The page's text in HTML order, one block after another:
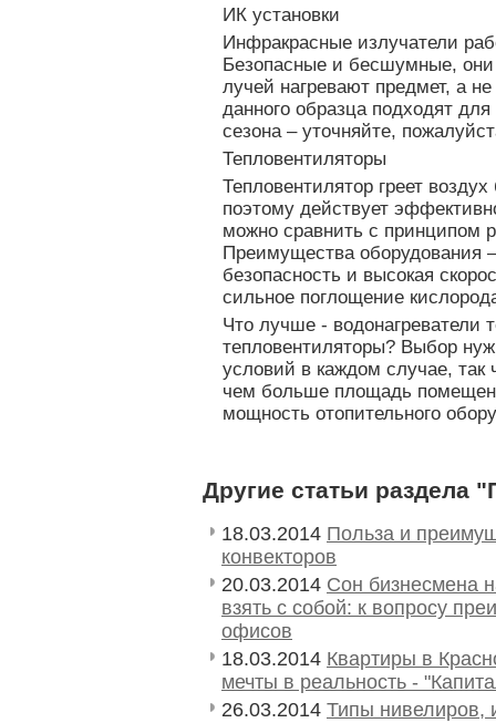
ИК установки
Инфракрасные излучатели
Безопасные и бесшумные, они
лучей нагревают предмет, а
данного образца подходят
сезона – уточняйте,
Тепловентиляторы
Тепловентилятор греет
поэтому действует
можно сравнить с принципом
Преимущества оборудования
безопасность и высокая
сильное поглощение
Что лучше - водонагреватели
тепловентиляторы? Выбор
условий в каждом случае, так
чем больше площадь
мощность отопительного
Другие статьи раздела
18.03.2014 Польза и
конвекторов
20.03.2014 Сон бизнесмена
взять с собой: к вопросу
офисов
18.03.2014 Квартиры в
мечты в реальность -
26.03.2014 Типы нивелиров,